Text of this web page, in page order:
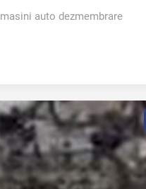
masini auto dezmembrare